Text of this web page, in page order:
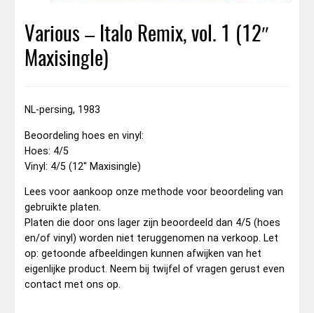
Various – Italo Remix, vol. 1 (12″
Maxisingle)
NL-persing, 1983
Beoordeling hoes en vinyl:
Hoes: 4/5
Vinyl: 4/5 (12″ Maxisingle)
Lees voor aankoop onze methode voor beoordeling van
gebruikte platen.
Platen die door ons lager zijn beoordeeld dan 4/5 (hoes
en/of vinyl) worden niet teruggenomen na verkoop. Let
op: getoonde afbeeldingen kunnen afwijken van het
eigenlijke product. Neem bij twijfel of vragen gerust even
contact met ons op.